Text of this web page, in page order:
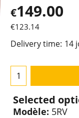
€149.00
€123.14
Delivery time: 14
Selected
Modèle: 5RV